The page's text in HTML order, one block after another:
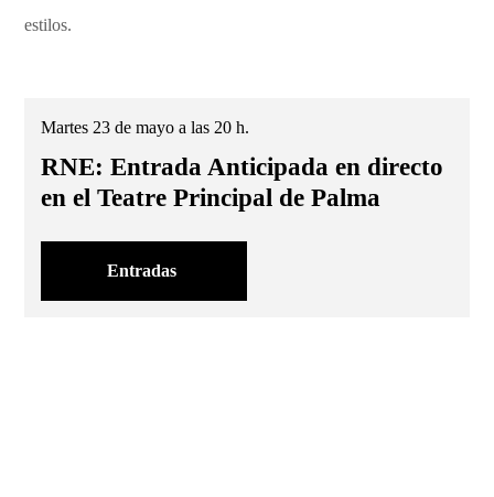
estilos.
Martes 23 de mayo a las 20 h.
RNE: Entrada Anticipada en directo
en el Teatre Principal de Palma
Entradas